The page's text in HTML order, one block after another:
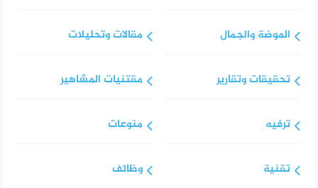
الموضة والجمال
تحقيقات وتقارير
ترفيه
تقنية
مقالات وتحليلات
مقتنيات المشاهير
منوعات
وظائف